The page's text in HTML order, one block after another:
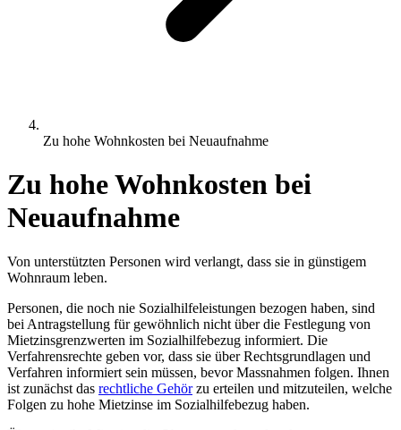
Zu hohe Wohnkosten bei Neuaufnahme
Zu hohe Wohnkosten bei
Neuaufnahme
Von unterstützten Personen wird verlangt, dass sie in günstigem
Wohnraum leben.
Personen, die noch nie Sozialhilfeleistungen bezogen haben, sind
bei Antragstellung für gewöhnlich nicht über die Festlegung von
Mietzinsgrenzwerten im Sozialhilfebezug informiert. Die
Verfahrensrechte geben vor, dass sie über Rechtsgrundlagen und
Verfahren informiert sein müssen, bevor Massnahmen folgen. Ihnen
ist zunächst das rechtliche Gehörzu erteilen und mitzuteilen, welche
Folgen zu hohe Mietzinse im Sozialhilfebezug haben.